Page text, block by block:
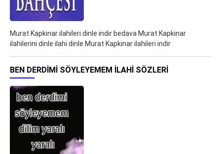
Murat Kapkinar ilahileri dinle indir bedava Murat Kapkinar
ilahilerini dinle ilahi dinle Murat Kapkinar ilahileri indir
BEN DERDIMI SÖYLEYEMEM ILAHI SÖZLERI